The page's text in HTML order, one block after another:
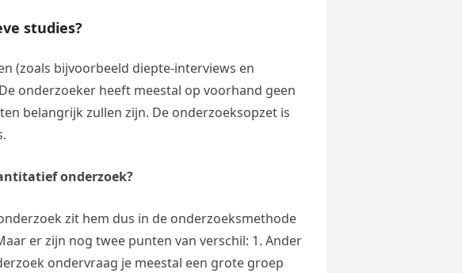
studies?
(zoals bijvoorbeeld diepte-interviews en
onderzoeker heeft meestal op voorhand geen
belangrijk zullen zijn. De onderzoeksopzet is
onderzoek?
zit hem dus in de onderzoeksmethode
er zijn nog twee punten van verschil: 1. Ander
ondervraag je meestal een grote groep